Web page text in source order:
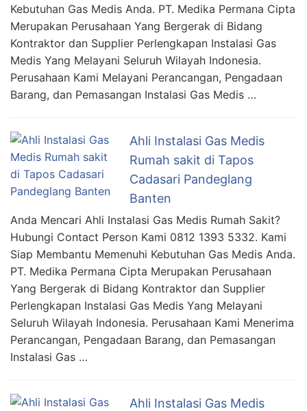
Kebutuhan Gas Medis Anda. PT. Medika Permana Cipta
Merupakan Perusahaan Yang Bergerak di Bidang
Kontraktor dan Supplier Perlengkapan Instalasi Gas
Medis Yang Melayani Seluruh Wilayah Indonesia.
Perusahaan Kami Melayani Perancangan, Pengadaan
Barang, dan Pemasangan Instalasi Gas Medis …
Ahli Instalasi Gas Medis
Rumah sakit di Tapos
Cadasari Pandeglang
Banten
Anda Mencari Ahli Instalasi Gas Medis Rumah Sakit?
Hubungi Contact Person Kami 0812 1393 5332. Kami
Siap Membantu Memenuhi Kebutuhan Gas Medis Anda.
PT. Medika Permana Cipta Merupakan Perusahaan
Yang Bergerak di Bidang Kontraktor dan Supplier
Perlengkapan Instalasi Gas Medis Yang Melayani
Seluruh Wilayah Indonesia. Perusahaan Kami Menerima
Perancangan, Pengadaan Barang, dan Pemasangan
Instalasi Gas …
Ahli Instalasi Gas Medis